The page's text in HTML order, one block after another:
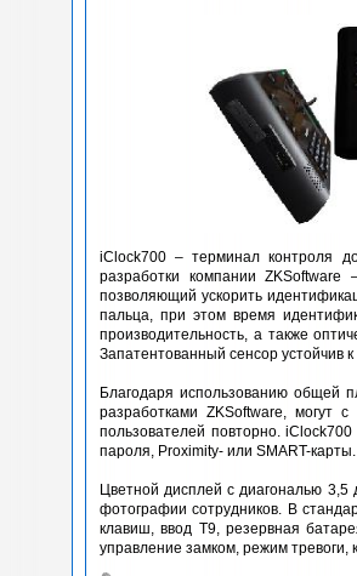
iClock700 – терминал контроля
разработки компании
позволяющий ускорить
пальца, при этом время
производительность, а также
Запатентованный сенсор устойчив
Благодаря использованию общей
разработками ZKSoftware, могут
пользователей повторно.
пароля, Proximity- или SMART-карты.
Цветной дисплей с диагональю
фотографии сотрудников. В
клавиш, ввод T9, резервная
управление замком, режим тревоги,